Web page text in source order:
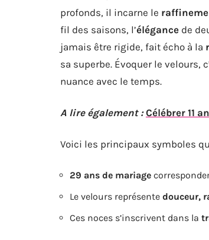
profonds, il incarne le
fil des saisons, l’élégance de
jamais être rigide, fait écho à la
sa superbe. Évoquer le velours,
nuance avec le temps.
A lire également : Célébrer 11
Voici les principaux symboles
29 ans de mariage
Le velours représente douceur,
Ces noces s’inscrivent dans la